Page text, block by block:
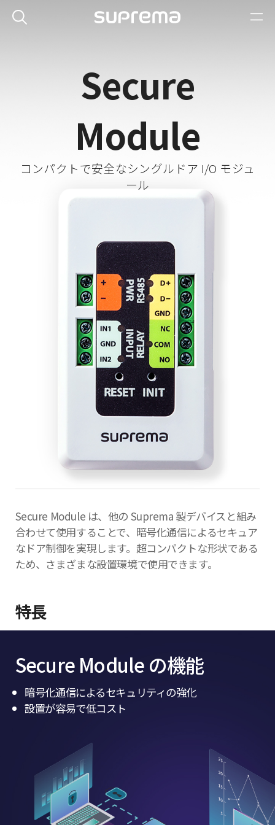
Secure
Module
コンパクトで安全なシングルドア I/O モジュ
ール
Secure Module は、他の Suprema 製デバイスと組み
合わせて使用することで、暗号化通信によるセキュア
なドア制御を実現します。超コンパクトな形状である
ため、さまざまな設置環境で使用できます。
特長
Secure Module の機能
暗号化通信によるセキュリティの強化
設置が容易で低コスト